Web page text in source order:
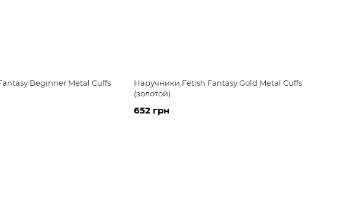
Beginner Metal Cuffs
Наручники Fetish Fantasy Gold Metal Cuffs
(золотой)
652 грн